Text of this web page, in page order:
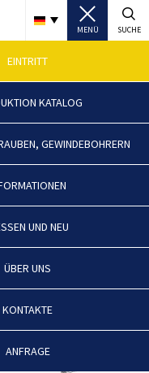
MENÜ SUCHE
EINTRITT
KATALOG
GEWINDEBOHRERN
UND NEU
ÜBER UNS
KONTAKTE
ANFRAGE
TITAN